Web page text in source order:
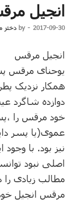
انجیل
2017-09-30
-
by دختر
انجیل مرقس
یوحنای مرقس
همکار نزدیک
دوازده شاگرد
خود مرقس را
عموی(یا پسر
نیز بود. با
اصلی نبود
مطالب زیادی
مرقس انجیل خود